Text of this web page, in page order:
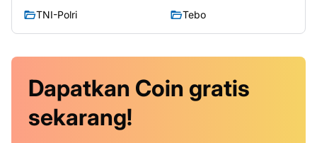
TNI-Polri
Tebo
Dapatkan Coin gratis
sekarang!